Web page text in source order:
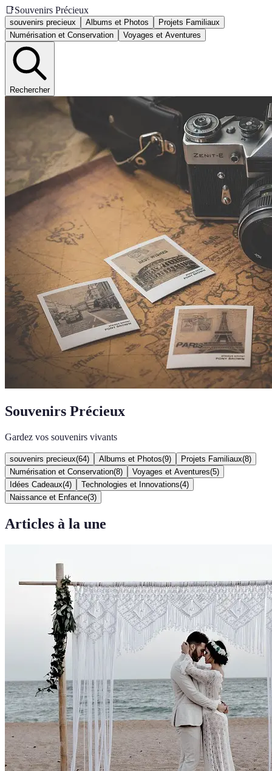
📑Souvenirs Précieux
souvenirs precieux Albums et Photos
Projets Familiaux
Numérisation et Conservation
Voyages et Aventures
Rechercher
Souvenirs Précieux
Gardez vos souvenirs vivants
souvenirs precieux(64) Albums et Photos(9) Projets Familiaux(8)
Numérisation et Conservation(8) Voyages et Aventures(5)
Idées Cadeaux(4) Technologies et Innovations(4)
Naissance et Enfance(3)
Articles à la une